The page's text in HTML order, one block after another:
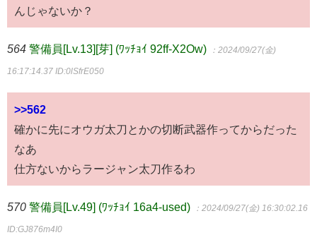
んじゃないか？
564 警備員[Lv.13][芽] (ﾜｯﾁｮｲ 92ff-X2Ow) ：2024/09/27(金)
16:17:14.37 ID:0lSfrE050
>>562
確かに先にオウガ太刀とかの切断武器作ってからだった
なあ
仕方ないからラージャン太刀作るわ
570 警備員[Lv.49] (ﾜｯﾁｮｲ 16a4-used) ：2024/09/27(金) 16:30:02.16
ID:GJ876m4I0